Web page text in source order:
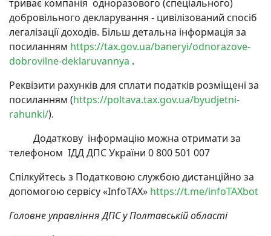
триває компанія одноразового (спеціального)
добровільного декларування - цивілізований спосіб
легалізації доходів. Більш детальна інформація за
посиланням https://tax.gov.ua/baneryi/odnorazove-
dobrovilne-deklaruvannya .
Реквізити рахунків для сплати податків розміщені за
посиланням (https://poltava.tax.gov.ua/byudjetni-
rahunki/).
Додаткову інформацію можна отримати за
телефоном ІДД ДПС України 0 800 501 007
Спілкуйтесь з Податковою службою дистанційно за
допомогою сервісу «InfoTAX» https://t.me/infoTAXbot
Головне управління ДПС у Полтавській області